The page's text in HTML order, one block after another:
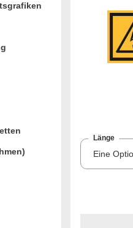
Länge
Eine